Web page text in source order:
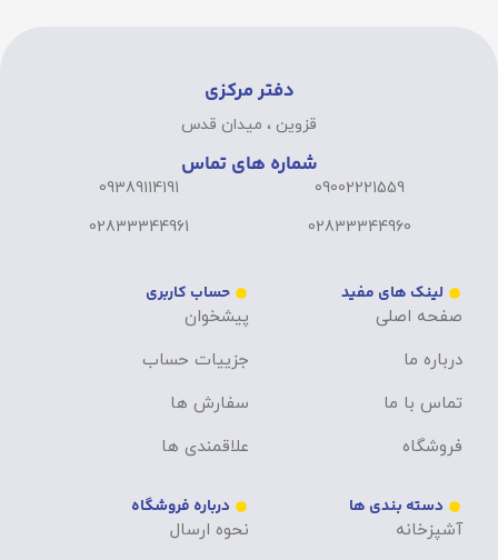
دفتر مرکزی
قزوین ، میدان قدس
شماره های تماس
09002221559
02833344960
09389114191
02833344961
لینک های مفید
صفحه اصلی
درباره ما
تماس با ما
فروشگاه
حساب کاربری
پیشخوان
جزییات حساب
سفارش ها
علاقمندی ها
دسته بندی ها
آشپزخانه
درباره فروشگاه
نحوه ارسال